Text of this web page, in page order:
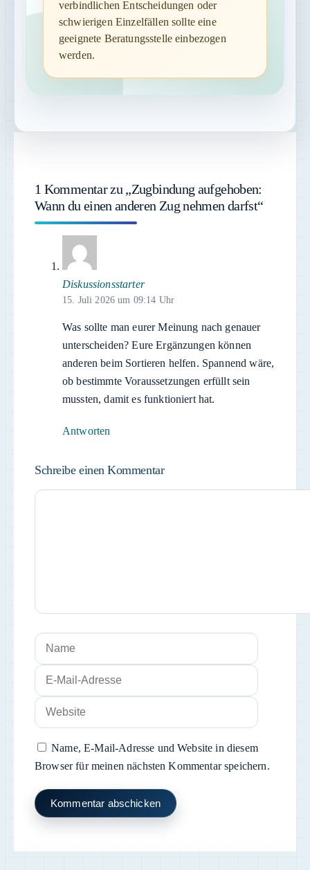
verbindlichen Entscheidungen oder
schwierigen Einzelfällen sollte eine
geeignete Beratungsstelle einbezogen
werden.
1 Kommentar zu „Zugbindung aufgehoben:
Wann du einen anderen Zug nehmen darfst“
Diskussionsstarter
15. Juli 2026 um 09:14 Uhr
Was sollte man eurer Meinung nach genauer
unterscheiden? Eure Ergänzungen können
anderen beim Sortieren helfen. Spannend wäre,
ob bestimmte Voraussetzungen erfüllt sein
mussten, damit es funktioniert hat.
Antworten
Schreibe einen Kommentar
Kommentar
Name
E-
Mail-
Website
Name, E-Mail-Adresse und Website in diesem
Browser für meinen nächsten Kommentar speichern.